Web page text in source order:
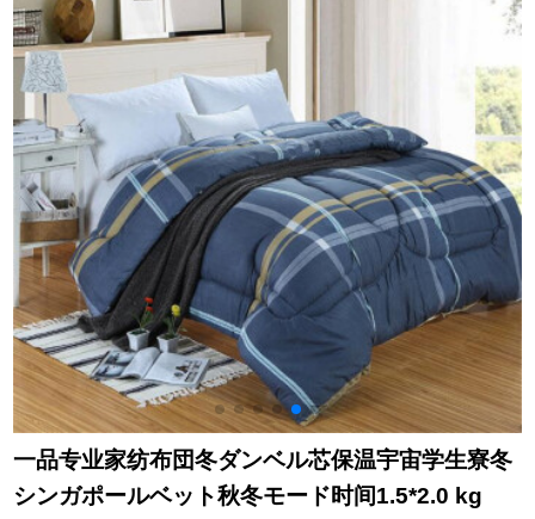
た。
一品专业家纺布団冬ダンベル芯保温宇宙学生寮冬
シンガポールベット秋冬モード时间1.5*2.0 kg